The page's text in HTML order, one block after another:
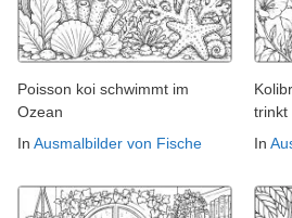
Poisson koi schwimmt im
Ozean
In Ausmalbilder von Fische
trinkt
In